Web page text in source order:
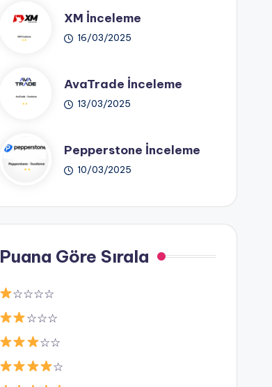
XM İnceleme
16/03/2025
AvaTrade İnceleme
13/03/2025
Pepperstone İnceleme
10/03/2025
Puana Göre Sırala
☆☆☆☆
☆☆☆
☆☆
☆